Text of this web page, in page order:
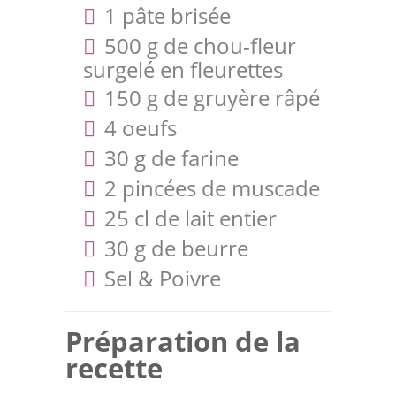
1 pâte brisée
500 g de chou-fleur
surgelé en fleurettes
150 g de gruyère râpé
4 oeufs
30 g de farine
2 pincées de muscade
25 cl de lait entier
30 g de beurre
Sel & Poivre
Préparation de la
recette